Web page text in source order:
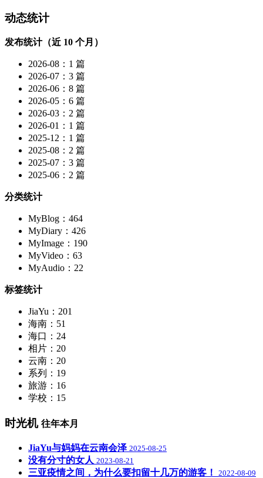
动态统计
发布统计（近 10 个月）
2026-08：1 篇
2026-07：3 篇
2026-06：8 篇
2026-05：6 篇
2026-03：2 篇
2026-01：1 篇
2025-12：1 篇
2025-08：2 篇
2025-07：3 篇
2025-06：2 篇
分类统计
MyBlog：464
MyDiary：426
MyImage：190
MyVideo：63
MyAudio：22
标签统计
JiaYu：201
海南：51
海口：24
相片：20
云南：20
系列：19
旅游：16
学校：15
时光机 往年本月
JiaYu与妈妈在云南会泽 2025-08-25
没有分寸的女人 2023-08-21
三亚疫情之间，为什么要扣留十几万的游客！ 2022-08-09